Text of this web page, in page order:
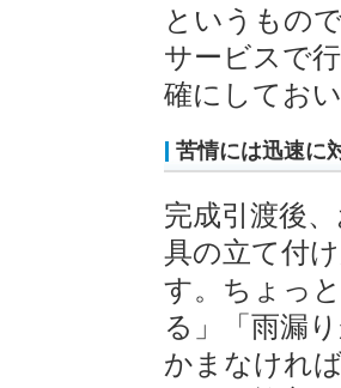
というもの
サービスで
確にしてお
苦情には迅速に
完成引渡後
具の立て付
す。ちょっ
る」「雨漏
かまなけれ